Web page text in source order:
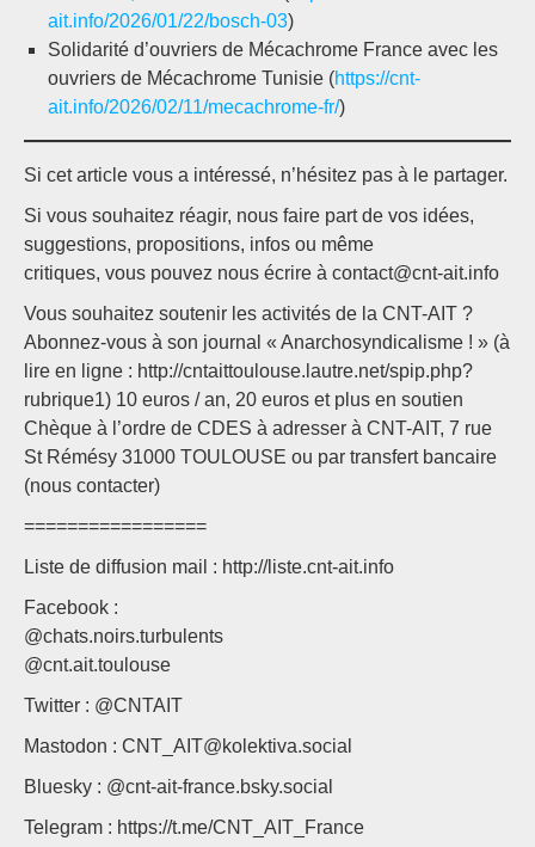
ait.info/2026/01/22/bosch-03)
Solidarité d’ouvriers de Mécachrome France avec les
ouvriers de Mécachrome Tunisie (https://cnt-
ait.info/2026/02/11/mecachrome-fr/)
Si cet article vous a intéressé, n’hésitez pas à le partager.
Si vous souhaitez réagir, nous faire part de vos idées,
suggestions, propositions, infos ou même
critiques, vous pouvez nous écrire à contact@cnt-ait.info
Vous souhaitez soutenir les activités de la CNT-AIT ?
Abonnez-vous à son journal « Anarchosyndicalisme ! » (à
lire en ligne : http://cntaittoulouse.lautre.net/spip.php?
rubrique1) 10 euros / an, 20 euros et plus en soutien
Chèque à l’ordre de CDES à adresser à CNT-AIT, 7 rue
St Rémésy 31000 TOULOUSE ou par transfert bancaire
(nous contacter)
=================
Liste de diffusion mail : http://liste.cnt-ait.info
Facebook :
@chats.noirs.turbulents
@cnt.ait.toulouse
Twitter : @CNTAIT
Mastodon : CNT_AIT@kolektiva.social
Bluesky : @cnt-ait-france.bsky.social
Telegram : https://t.me/CNT_AIT_France